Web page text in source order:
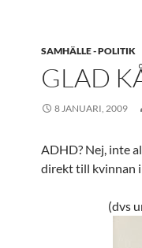
SAMHÄLLE - POLITIK
GLAD
8 JANUARI, 2009
ADHD? Nej, inte
direkt till kvinnan
(dvs